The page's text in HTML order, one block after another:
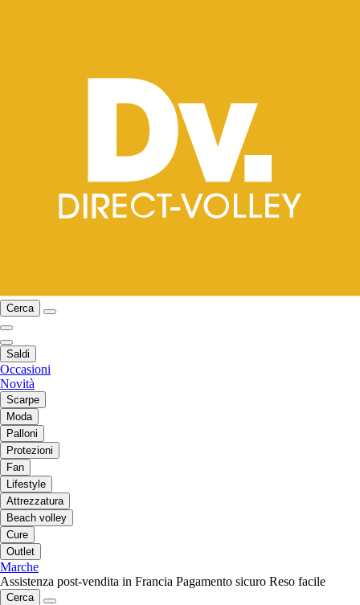
Cerca
Saldi
Occasioni
Novità
Scarpe
Moda
Palloni
Protezioni
Fan
Lifestyle
Attrezzatura
Beach volley
Cure
Outlet
Marche
Assistenza post-vendita in Francia Pagamento sicuro Reso facile
Cerca